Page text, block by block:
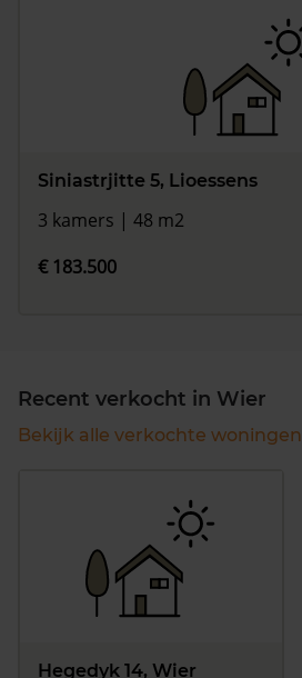
Siniastrjitte 5, Lioessens
3 kamers | 48 m2
€ 183.500
Recent verkocht in Wier
Bekijk alle verkochte woningen
Hegedyk 14, Wier